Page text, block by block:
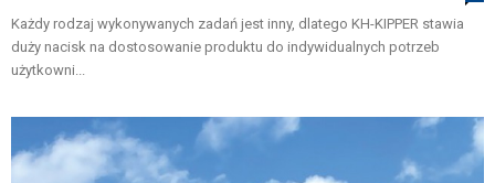
Każdy rodzaj wykonywanych zadań jest inny, dlatego KH-KIPPER stawia
duży nacisk na dostosowanie produktu do indywidualnych potrzeb
użytkowni...